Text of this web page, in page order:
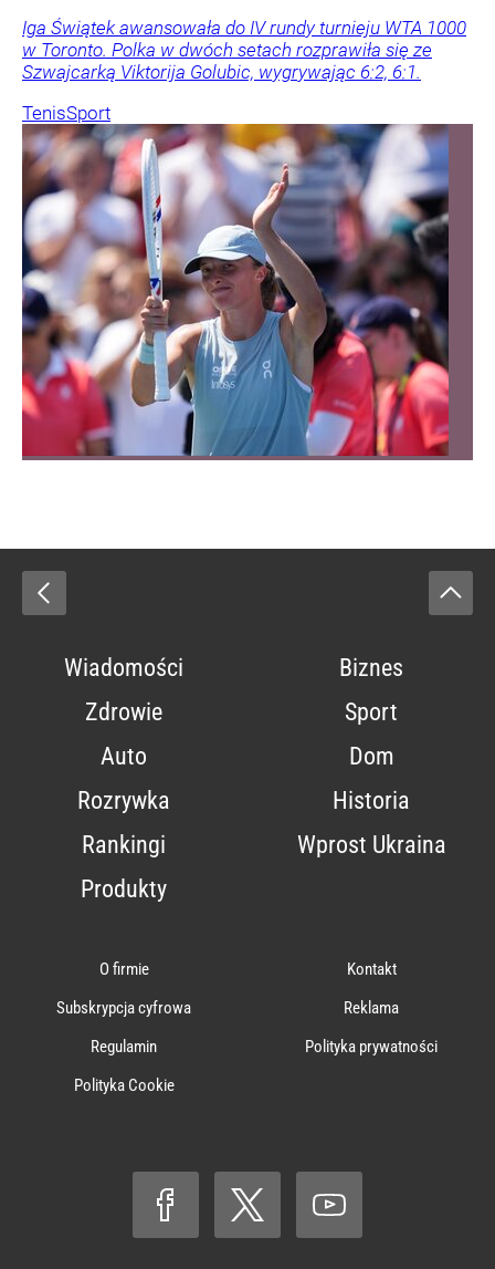
Iga Świątek awansowała do IV rundy turnieju WTA 1000
w Toronto. Polka w dwóch setach rozprawiła się ze
Szwajcarką Viktorija Golubic, wygrywając 6:2, 6:1.
TenisSport
Wiadomości
Biznes
Zdrowie
Sport
Auto
Dom
Rozrywka
Historia
Rankingi
Wprost Ukraina
Produkty
O firmie
Kontakt
Subskrypcja cyfrowa
Reklama
Regulamin
Polityka prywatności
Polityka Cookie